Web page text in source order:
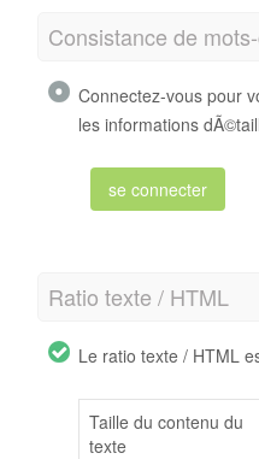
Consistance de
Connectez-vous pour
les informations
se connecter
Ratio texte / HTML
Le ratio texte / HTML
Taille du contenu du
texte